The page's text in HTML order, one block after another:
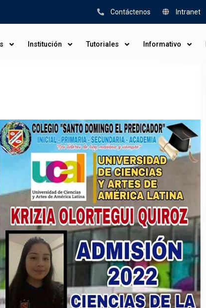
Contáctenos Intranet
Institución Tutoriales Informativo